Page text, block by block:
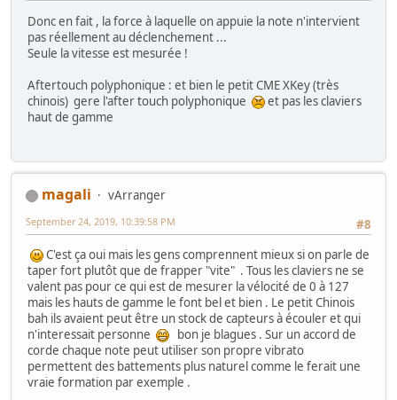
Donc en fait , la force à laquelle on appuie la note n'intervient
pas réellement au déclenchement ...
Seule la vitesse est mesurée !
Aftertouch polyphonique : et bien le petit CME XKey (très
chinois) gere l'after touch polyphonique
et pas les claviers
haut de gamme
magali
vArranger
#8
September 24, 2019, 10:39:58 PM
C'est ça oui mais les gens comprennent mieux si on parle de
taper fort plutôt que de frapper "vite" . Tous les claviers ne se
valent pas pour ce qui est de mesurer la vélocité de 0 à 127
mais les hauts de gamme le font bel et bien . Le petit Chinois
bah ils avaient peut être un stock de capteurs à écouler et qui
n'interessait personne
bon je blagues . Sur un accord de
corde chaque note peut utiliser son propre vibrato
permettent des battements plus naturel comme le ferait une
vraie formation par exemple .